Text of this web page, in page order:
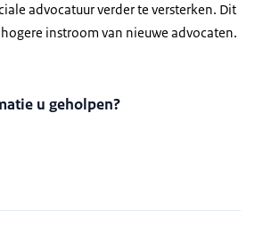
advocatuur verder te versterken. Dit
instroom van nieuwe advocaten.
u geholpen?